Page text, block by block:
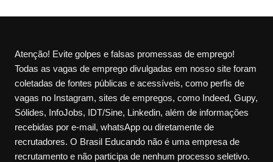
Atenção! Evite golpes e falsas promessas de emprego!
Todas as vagas de emprego divulgadas em nosso site foram
coletadas de fontes públicas e acessíveis, como perfis de
vagas no Instagram, sites de empregos, como Indeed, Gupy,
Sólides, InfoJobs, IDT/Sine, Linkedin, além de informações
recebidas por e-mail, whatsApp ou diretamente de
recrutadores. O Brasil Educando não é uma empresa de
recrutamento e não participa de nenhum processo seletivo.